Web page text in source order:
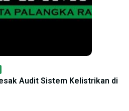
Audit Sistem Kelistrikan di